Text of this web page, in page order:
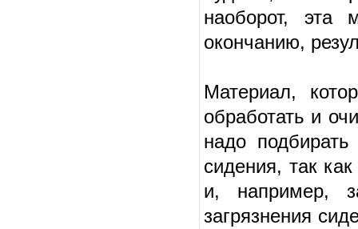
наоборот, эта
окончанию,
Материал,
обработать и
надо
сидения, так
и, например,
загрязнения